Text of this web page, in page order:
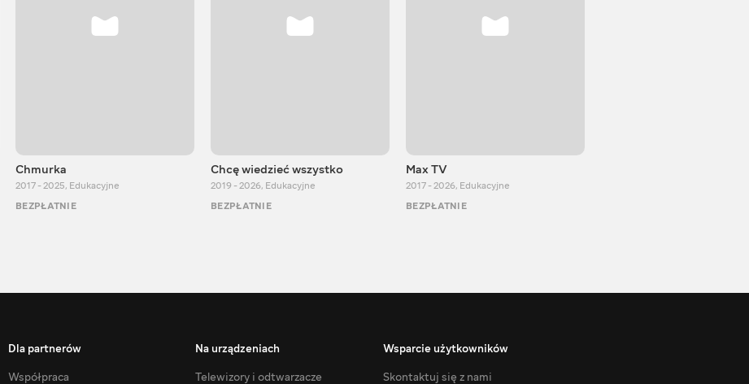
Chmurka
2017 - 2025, Edukacyjne
BEZPŁATNIE
Chcę wiedzieć wszystko
2019 - 2026, Edukacyjne
BEZPŁATNIE
Max TV
2017 - 2026, Edukacyjne
BEZPŁATNIE
Dla partnerów
Współpraca
Na urządzeniach
Telewizory i odtwarzacze
Wsparcie użytkowników
Skontaktuj się z nami